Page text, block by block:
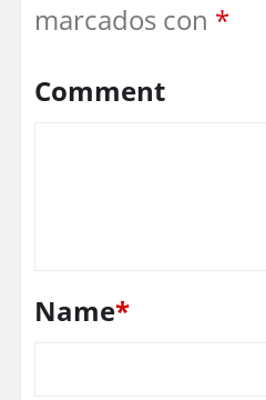
marcados con *
Comment
Name*